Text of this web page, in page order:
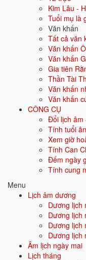
Kim Lâu -
Tuổi mụ là
Văn khấn
Tất cả văn
Văn khấn
Văn khấn
Gia tiên
Thần Tài
Văn khấn
Văn khấn
CÔNG CỤ
Đổi lịch âm
Tính tuổi
Xem giờ
Tính Can
Đếm ngày
Tính cung
Menu
Lịch âm dương
Dương lịch
Dương lịch
Dương lịch
Dương lịch
Âm lịch ngày mai
Lịch tháng
Hành tương sinh
Hành tương khắc
Tuổi năm 2026
Ý nghĩa nạp âm Ốc
Người sinh năm2006
Đất nóc nhà. Đây là
vòng 60 hoa giáp.
Tượng trưng cho đất, sự
thực, kiên định, đáng tin.
Tìm hiểu chi tiết nạp âm
sinh, tương sinh tương
Quan hệ Can × Chi (Hỏa
nuôi dưỡng hành động.
người khác/môi trường
Điểm mạnh:Kiên